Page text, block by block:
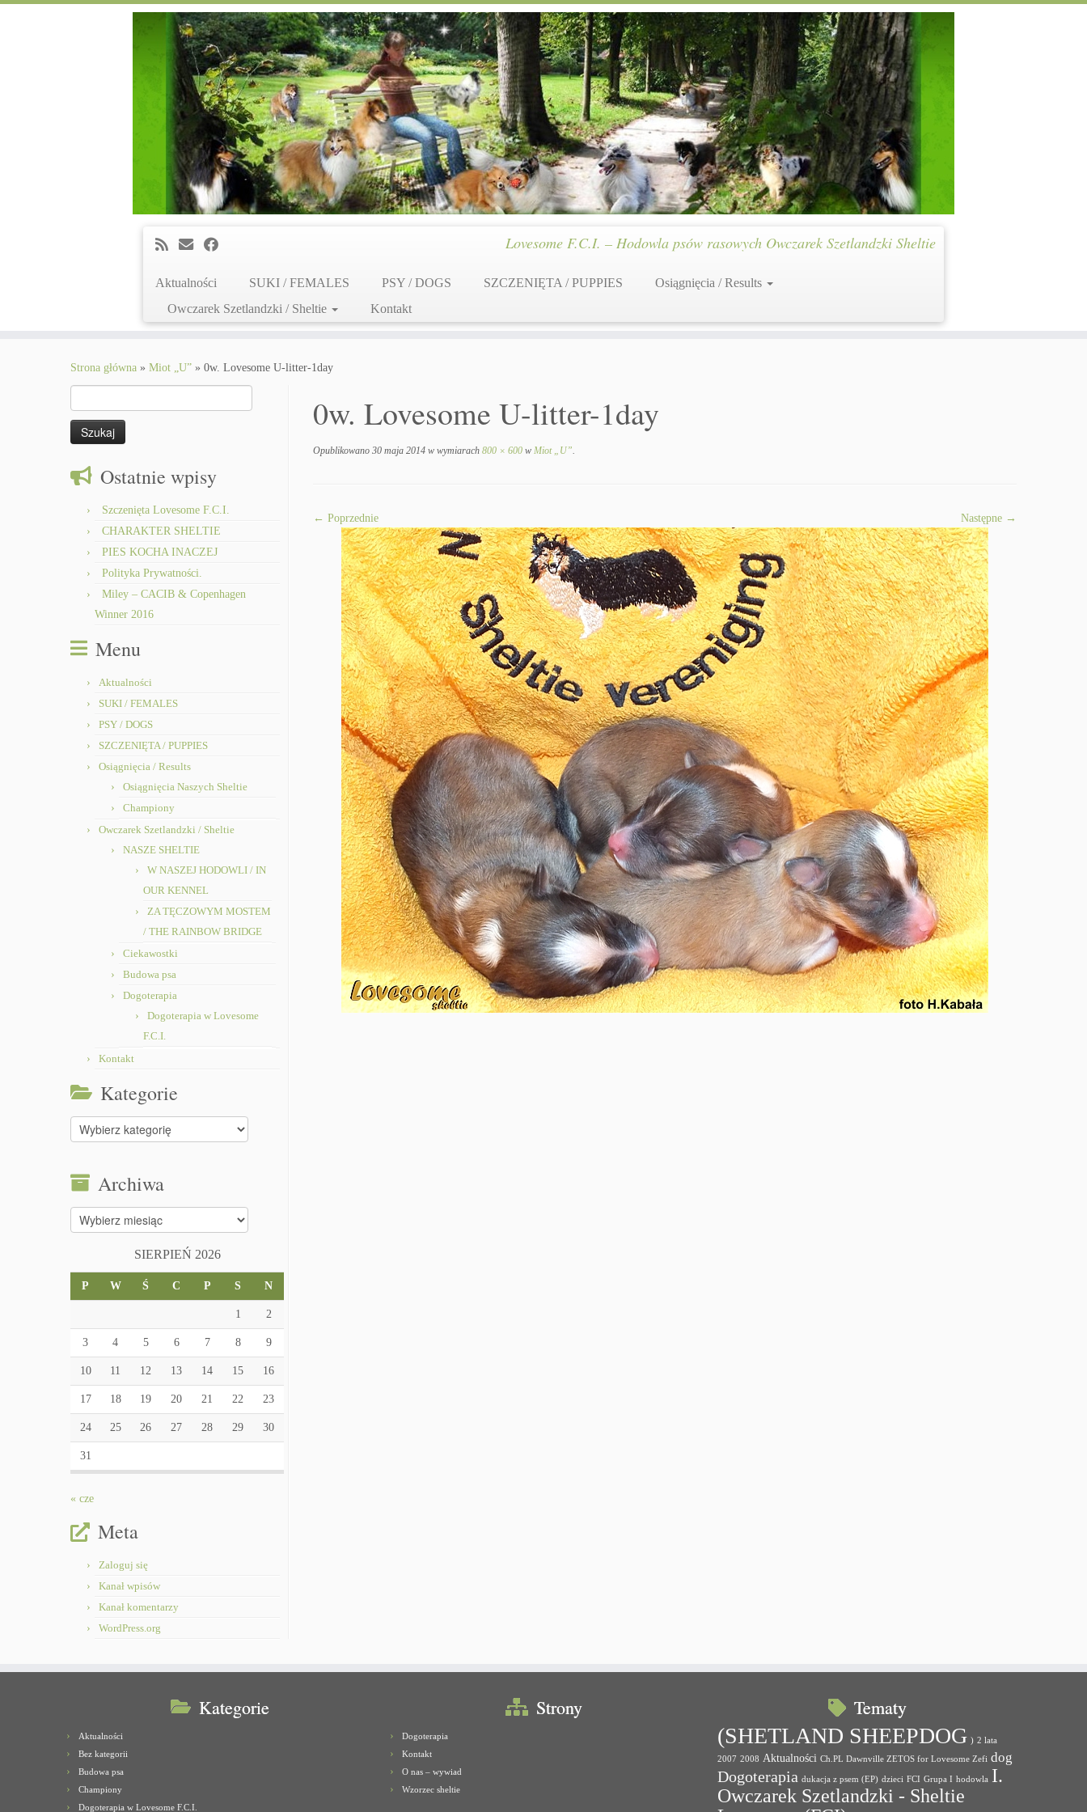
Lovesome F.C.I. – Hodowla psów rasowych Owczarek Szetlandzki Sheltie
Aktualności SUKI / FEMALES PSY / DOGS SZCZENIĘTA / PUPPIES
Osiągnięcia / Results
Owczarek Szetlandzki / Sheltie
Kontakt
Strona główna » Miot „U” » 0w. Lovesome U-litter-1day
Ostatnie wpisy
Szczenięta Lovesome F.C.I.
CHARAKTER SHELTIE
PIES KOCHA INACZEJ
Polityka Prywatności.
Miley – CACIB & Copenhagen
Winner 2016
Menu
Aktualności
SUKI / FEMALES
PSY / DOGS
SZCZENIĘTA / PUPPIES
Osiągnięcia / Results
Osiągnięcia Naszych Sheltie
Championy
Owczarek Szetlandzki / Sheltie
NASZE SHELTIE
W NASZEJ HODOWLI / IN
OUR KENNEL
ZA TĘCZOWYM MOSTEM
/ THE RAINBOW BRIDGE
Ciekawostki
Budowa psa
Dogoterapia
Dogoterapia w Lovesome
F.C.I.
Kontakt
Kategorie
Kategorie
Archiwa
Archiwa
SIERPIEŃ 2026
P W Ś C P S N
1 2
3 4 5 6 7 8 9
10 11 12 13 14 15 16
17 18 19 20 21 22 23
24 25 26 27 28 29 30
31
« cze
Meta
Zaloguj się
Kanał wpisów
Kanał komentarzy
WordPress.org
0w. Lovesome U-litter-1day
Opublikowano 30 maja 2014 w wymiarach 800 × 600 w Miot „U”.
← Poprzednie Następne →
Kategorie
Aktualności
Bez kategorii
Budowa psa
Championy
Dogoterapia w Lovesome F.C.I.
Strony
Dogoterapia
Kontakt
O nas – wywiad
Wzorzec sheltie
Tematy
(SHETLAND SHEEPDOG ) 2 lata
2007 2008 Aktualności Ch.PL Dawnville ZETOS for Lovesome Zefi dog
Dogoterapia dukacja z psem (EP) dzieci FCI Grupa I hodowla I.
Owczarek Szetlandzki - Sheltie